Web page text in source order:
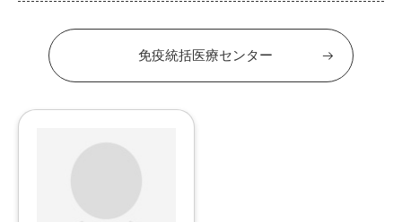
免疫統括医療センター